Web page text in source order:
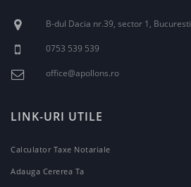
B-dul Dacia nr.39, sector 1, Bucuresti
0753 539 539
office@apollons.ro
LINK-URI UTILE
Calculator Taxe Notariale
Adauga Cererea Ta